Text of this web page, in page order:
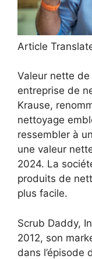
Article
Valeur nette
entreprise de
Krause,
nettoyage
ressembler à
une valeur
2024. La
produits de
plus facile.
Scrub Daddy,
2012, son
dans l’épisode